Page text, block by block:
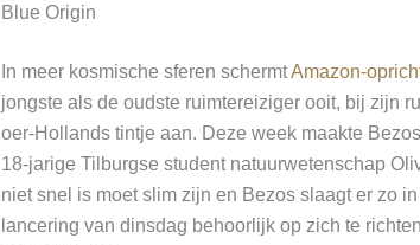
Blue Origin
In meer kosmische sferen schermtAmazon-
jongste als de oudste ruimtereiziger ooit, bij zijn
oer-Hollands tintje aan. Deze week maakte
18-jarige Tilburgse student natuurwetenschap
niet snel is moet slim zijn en Bezos slaagt er zo
lancering van dinsdag behoorlijk op zich te